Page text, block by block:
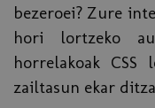
bezeroei? Zure
hori lortzeko
horrelakoak CSS
zailtasun ekar